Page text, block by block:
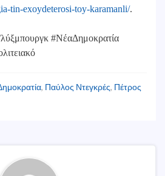
tin-exoydeterosi-toy-karamanli/.
#ΝέαΔημοκρατία
, Παύλος Ντεγκρές, Πέτρος